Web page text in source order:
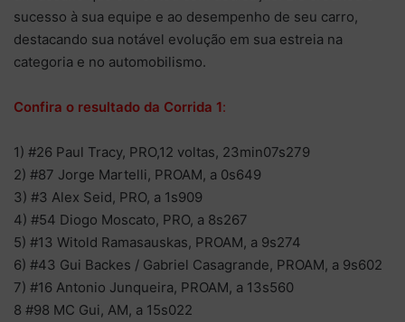
sucesso à sua equipe e ao desempenho de seu carro,
destacando sua notável evolução em sua estreia na
categoria e no automobilismo.
Confira o resultado da Corrida 1:
1) #26 Paul Tracy, PRO,12 voltas, 23min07s279
2) #87 Jorge Martelli, PROAM, a 0s649
3) #3 Alex Seid, PRO, a 1s909
4) #54 Diogo Moscato, PRO, a 8s267
5) #13 Witold Ramasauskas, PROAM, a 9s274
6) #43 Gui Backes / Gabriel Casagrande, PROAM, a 9s602
7) #16 Antonio Junqueira, PROAM, a 13s560
8 #98 MC Gui, AM, a 15s022